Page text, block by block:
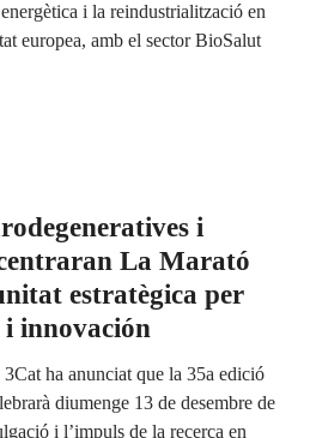
i la reindustrialització en
europea, amb el sector BioSalut
i
La Marató
estratègica per
i innovación
ha anunciat que la 35a edició
diumenge 13 de desembre de
i l’impuls de la recerca en